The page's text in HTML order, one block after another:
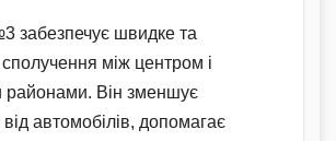
забезпечує швидке та
сполучення між центром і
районами. Він зменшує
від автомобілів, допомагає